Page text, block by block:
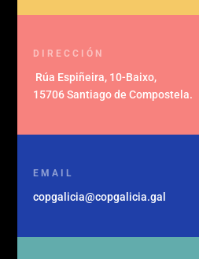
DIRECCIÓN
Rúa Espiñeira, 10-Baixo,
15706 Santiago de Compostela.
EMAIL
copgalicia@copgalicia.gal